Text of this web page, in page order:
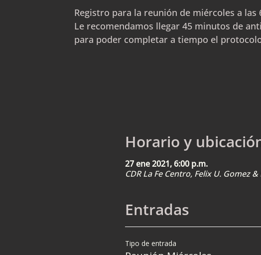
Registro para la reunión de miércoles a las
Le recomendamos llegar 45 minutos de
para poder completar a tiempo el
Horario y
27 ene 2021, 6:00 p.m.
CDR La Fe Centro, Felix U. Gomez
Entradas
Tipo de entrada